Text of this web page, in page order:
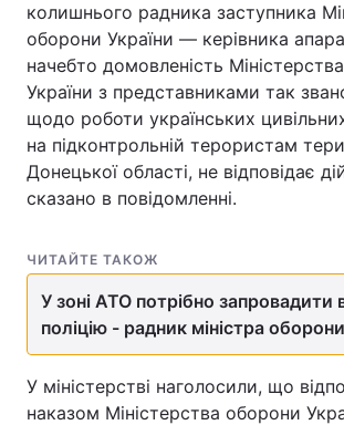
колишнього радника заступника
оборони України — керівника
начебто домовленість
України з представниками так
щодо роботи українських
на підконтрольній терористам
Донецької області, не відповідає
сказано в повідомленні.
ЧИТАЙТЕ ТАКОЖ
У зоні АТО потрібно запровадити
поліцію - радник міністра оборони
У міністерстві наголосили, що
наказом Міністерства оборони